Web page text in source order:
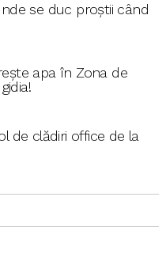
se duc proștii când
apa în Zona de
de clădiri office de la